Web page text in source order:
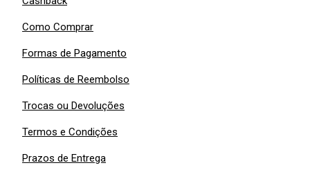
Como Comprar
Formas de Pagamento
Políticas de Reembolso
Trocas ou Devoluções
Termos e Condições
Prazos de Entrega